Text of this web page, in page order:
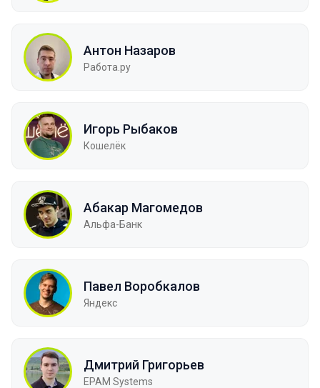
Антон Назаров
Работа.ру
Игорь Рыбаков
Кошелёк
Абакар Магомедов
Альфа-Банк
Павел Воробкалов
Яндекс
Дмитрий Григорьев
EPAM Systems